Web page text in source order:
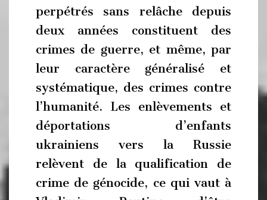
perpétrés sans relâche depuis
deux années constituent des
crimes de guerre, et même, par
leur caractère généralisé et
systématique, des crimes contre
l’humanité. Les enlèvements et
déportations d’enfants
ukrainiens vers la Russie
relèvent de la qualification de
crime de génocide, ce qui vaut à